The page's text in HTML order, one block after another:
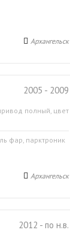
Архангельск
2005 - 2009
полный, цвет
фар, парктроник
Архангельск
2012 - по н.в.